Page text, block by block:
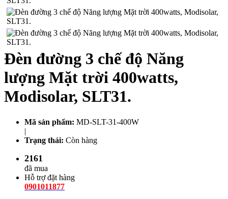
Đèn đường 3 chế độ Năng
lượng Mặt trời 400watts,
Modisolar, SLT31.
Mã sản phẩm: MD-SLT-31-400W
|
Trạng thái: Còn hàng
2161
đã mua
Hỗ trợ đặt hàng
0901011877